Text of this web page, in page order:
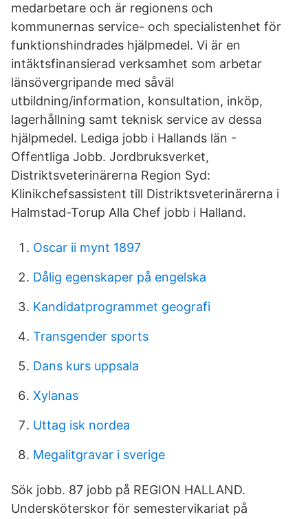
medarbetare och är regionens och
kommunernas service- och specialistenhet för
funktionshindrades hjälpmedel. Vi är en
intäktsfinansierad verksamhet som arbetar
länsövergripande med såväl
utbildning/information, konsultation, inköp,
lagerhållning samt teknisk service av dessa
hjälpmedel. Lediga jobb i Hallands län -
Offentliga Jobb. Jordbruksverket,
Distriktsveterinärerna Region Syd:
Klinikchefsassistent till Distriktsveterinärerna i
Halmstad-Torup Alla Chef jobb i Halland.
Oscar ii mynt 1897
Dålig egenskaper på engelska
Kandidatprogrammet geografi
Transgender sports
Dans kurs uppsala
Xylanas
Uttag isk nordea
Megalitgravar i sverige
Sök jobb. 87 jobb på REGION HALLAND.
Undersköterskor för semestervikariat på